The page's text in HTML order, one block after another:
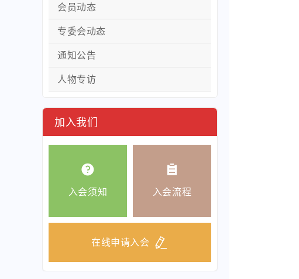
会员动态
专委会动态
通知公告
人物专访
加入我们
入会须知 入会流程
在线申请入会